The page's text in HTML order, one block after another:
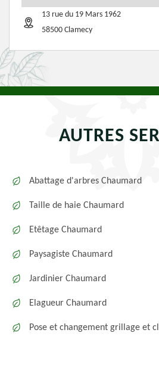
13 rue du 19 Mars 1962
58500 Clamecy
AUTRES
Abattage d'arbres Chaumard
Taille de haie Chaumard
Etêtage Chaumard
Paysagiste Chaumard
Jardinier Chaumard
Elagueur Chaumard
Pose et changement grillage et